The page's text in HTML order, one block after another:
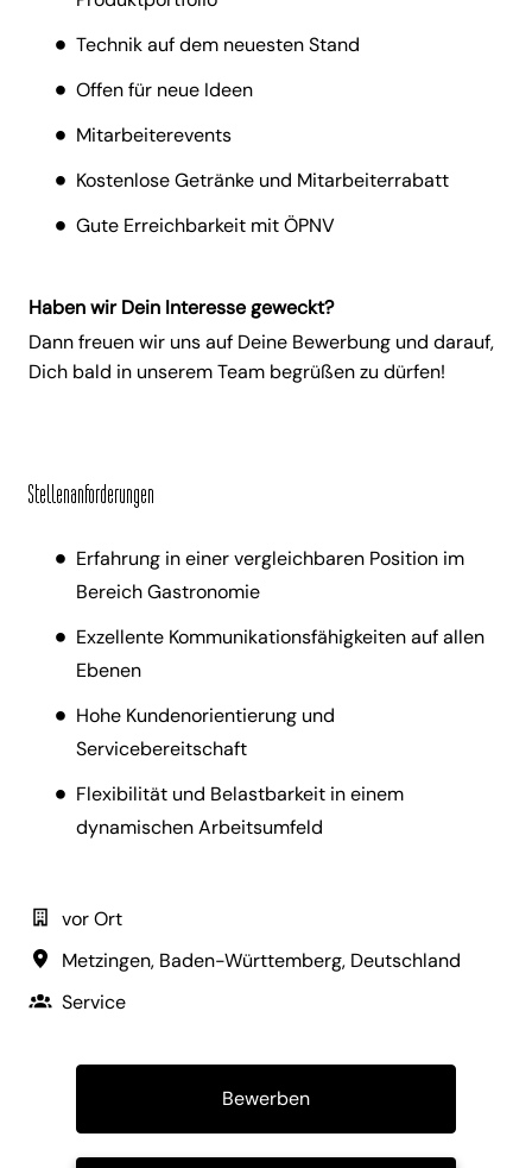
Technik auf dem neuesten Stand
Offen für neue Ideen
Mitarbeiterevents
Kostenlose Getränke und Mitarbeiterrabatt
Gute Erreichbarkeit mit ÖPNV
Haben wir Dein Interesse geweckt?
Dann freuen wir uns auf Deine Bewerbung und darauf,
Dich bald in unserem Team begrüßen zu dürfen!
Stellenanforderungen
Erfahrung in einer vergleichbaren Position im
Bereich Gastronomie
Exzellente Kommunikationsfähigkeiten auf allen
Ebenen
Hohe Kundenorientierung und
Servicebereitschaft
Flexibilität und Belastbarkeit in einem
dynamischen Arbeitsumfeld
vor Ort
Metzingen, Baden-Württemberg, Deutschland
Service
Bewerben